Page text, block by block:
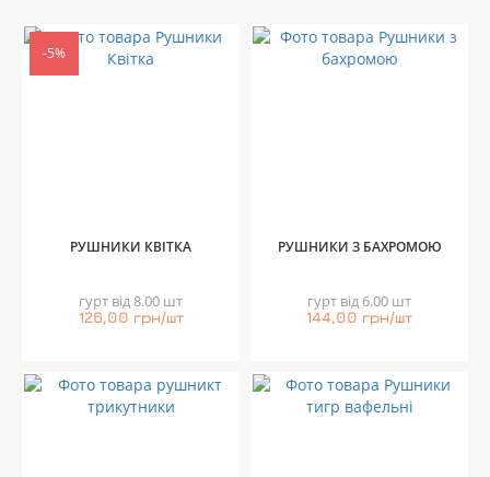
-5%
РУШНИКИ КВІТКА
гурт від 8.00 шт
126,00 грн/шт
РУШНИКИ З БАХРОМОЮ
гурт від 6.00 шт
144,00 грн/шт